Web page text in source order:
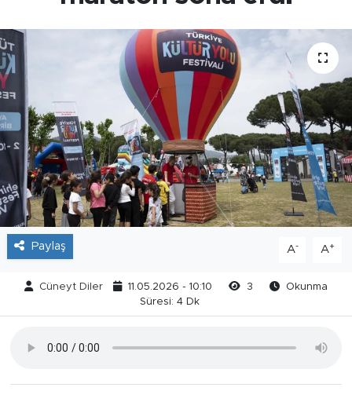
Paylaş A- A+
Cüneyt Diler 11.05.2026 - 10:10 3
Okunma
Süresi: 4 Dk